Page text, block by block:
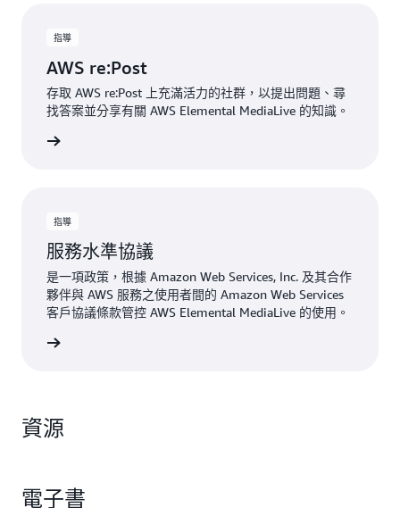
指導
AWS re:Post
存取 AWS re:Post 上充滿活力的社群，以提出問題、尋
找答案並分享有關 AWS Elemental MediaLive 的知識。
指導
服務水準協議
是一項政策，根據 Amazon Web Services, Inc. 及其合作
夥伴與 AWS 服務之使用者間的 Amazon Web Services
客戶協議條款管控 AWS Elemental MediaLive 的使用。
資源
電子書